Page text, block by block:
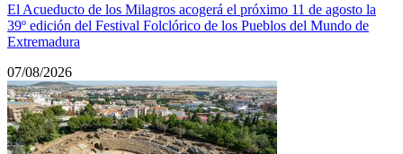
El Acueducto de los Milagros acogerá el próximo 11 de agosto la
39º edición del Festival Folclórico de los Pueblos del Mundo de
Extremadura
07/08/2026